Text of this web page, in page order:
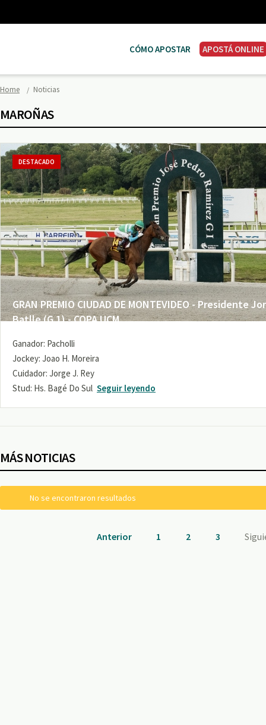
CÓMO APOSTAR APOSTÁ ONLINE
Home Noticias
MAROÑAS
GRAN PREMIO CIUDAD DE MONTEVIDEO - Presidente
Batlle (G 1) - COPA UCM
DESTACADO
Ganador: Pacholli
Jockey: Joao H. Moreira
Cuidador: Jorge J. Rey
Stud: Hs. Bagé Do Sul Seguir leyendo
MÁS NOTICIAS
No se encontraron resultados
Anterior 1 2 3